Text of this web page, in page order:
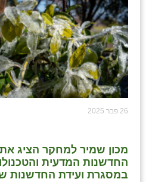
26 פבר 2025
מכון שמיר למחקר הציג את
החדשנות המדעית
במסגרת ועידת החדשנות של